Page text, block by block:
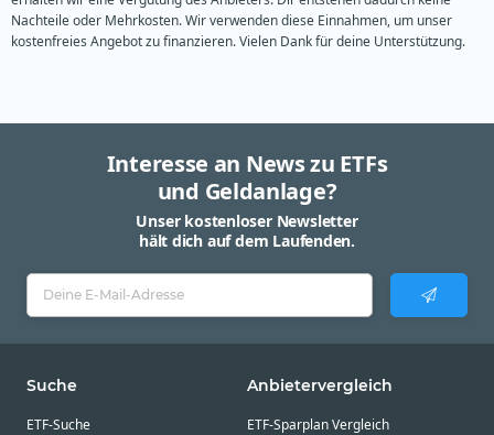
Nachteile oder Mehrkosten. Wir verwenden diese Einnahmen, um unser
kostenfreies Angebot zu finanzieren. Vielen Dank für deine Unterstützung.
Interesse an News zu ETFs
und Geldanlage?
Unser kostenloser Newsletter
hält dich auf dem Laufenden.
Suche
ETF-Suche
Anbietervergleich
ETF-Sparplan Vergleich